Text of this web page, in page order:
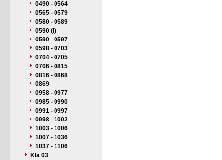
0490 - 0564
0565 - 0579
0580 - 0589
0590 (I)
0590 - 0597
0598 - 0703
0704 - 0705
0706 - 0815
0816 - 0868
0869
0958 - 0977
0985 - 0990
0991 - 0997
0998 - 1002
1003 - 1006
1007 - 1036
1037 - 1106
Kla 03